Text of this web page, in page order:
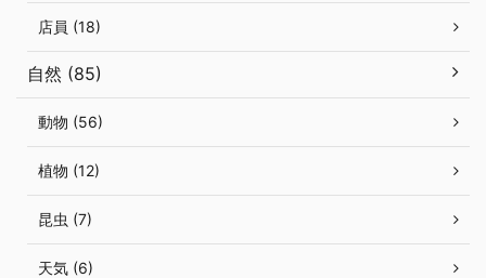
店員 (18)
自然 (85)
動物 (56)
植物 (12)
昆虫 (7)
天気 (6)